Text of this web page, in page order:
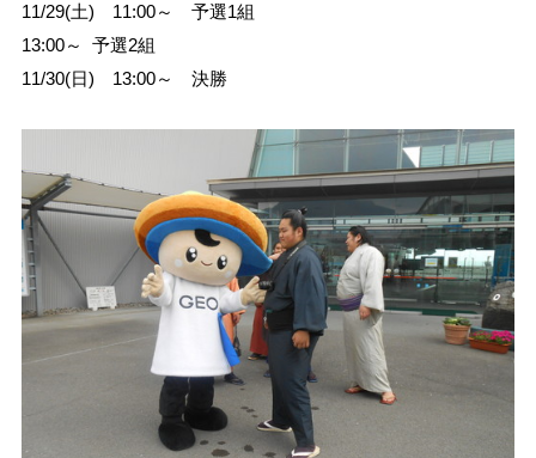
11/29(土) 11:00～ 予選1組
13:00～ 予選2組
11/30(日) 13:00～ 決勝